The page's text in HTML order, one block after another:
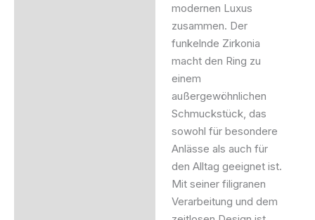
modernen Luxus
zusammen. Der
funkelnde Zirkonia
macht den Ring zu
einem
außergewöhnlichen
Schmuckstück, das
sowohl für besondere
Anlässe als auch für
den Alltag geeignet ist.
Mit seiner filigranen
Verarbeitung und dem